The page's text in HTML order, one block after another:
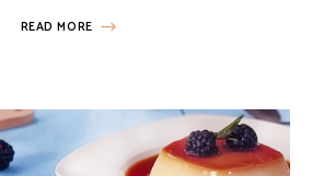
READ MORE